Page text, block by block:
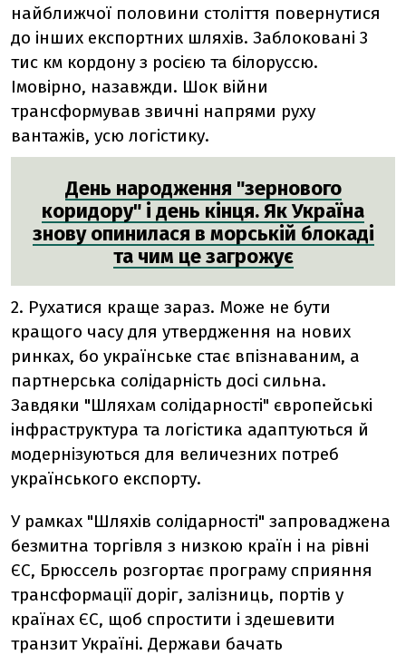
найближчої половини століття повернутися
до інших експортних шляхів. Заблоковані 3
тис км кордону з росією та білоруссю.
Імовірно, назавжди. Шок війни
трансформував звичні напрями руху
вантажів, усю логістику.
День народження "зернового
коридору" і день кінця. Як Україна
знову опинилася в морській блокаді
та чим це загрожує
2. Рухатися краще зараз. Може не бути
кращого часу для утвердження на нових
ринках, бо українське стає впізнаваним, а
партнерська солідарність досі сильна.
Завдяки "Шляхам солідарності" європейські
інфраструктура та логістика адаптуються й
модернізуються для величезних потреб
українського експорту.
У рамках "Шляхів солідарності" запроваджена
безмитна торгівля з низкою країн і на рівні
ЄС, Брюссель розгортає програму сприяння
трансформації доріг, залізниць, портів у
країнах ЄС, щоб спростити і здешевити
транзит Україні. Держави бачать